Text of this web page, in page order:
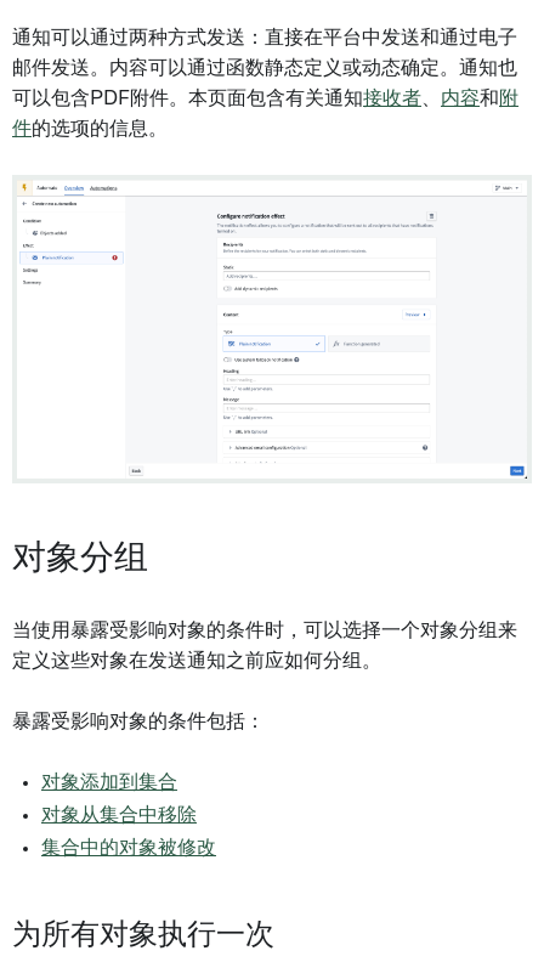
通知可以通过两种方式发送：直接在平台中发送和通过电子
邮件发送。内容可以通过函数静态定义或动态确定。通知也
可以包含PDF附件。本页面包含有关通知接收者 内容和 附
件的选项的信息。
对象分组
当使用暴露受影响对象的条件时，可以选择一个对象分组来
定义这些对象在发送通知之前应如何分组。
暴露受影响对象的条件包括：
对象添加到集合
对象从集合中移除
集合中的对象被修改
为所有对象执行一次